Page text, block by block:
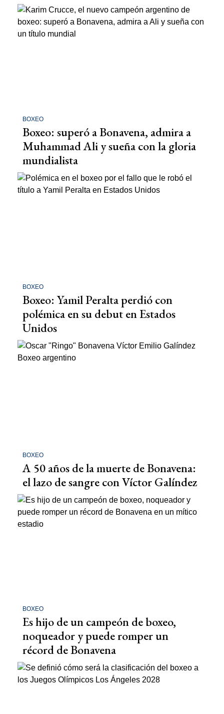
BOXEO
Boxeo: superó a Bonavena, admira a
Muhammad Ali y sueña con la gloria
mundialista
BOXEO
Boxeo: Yamil Peralta perdió con
polémica en su debut en Estados
Unidos
BOXEO
A 50 años de la muerte de Bonavena:
el lazo de sangre con Víctor Galíndez
BOXEO
Es hijo de un campeón de boxeo,
noqueador y puede romper un
récord de Bonavena